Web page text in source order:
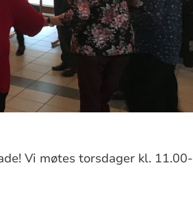
Vi møtes torsdager kl. 11.00-